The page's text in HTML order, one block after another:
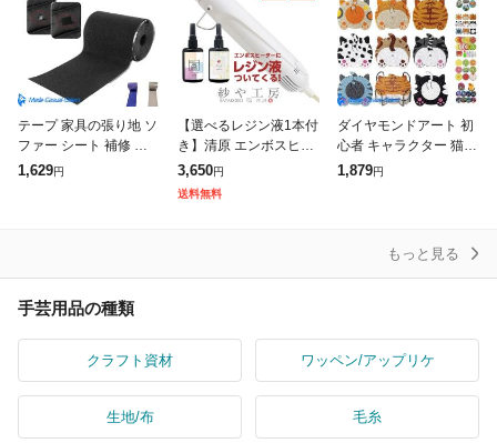
テープ 家具の張り地 ソ
ファー シート 補修 補
修テープ 補修テープ 布
1,629円
【選べるレジン液1本付
き】清原 エンボスヒー
ター 2段階スイッチ 1年
保証付 送料無料 レジン
3,650円
送料無料
ダイヤモンドアート 初
心者 キャラクター 猫
キャット 犬 いぬ 6-8点
1,879円
もっと見る
手芸用品の種類
クラフト資材 ワッペン/アップリケ
生地/布 毛糸